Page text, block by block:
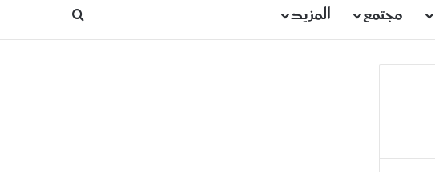
مجتمع المزيد بحث عن